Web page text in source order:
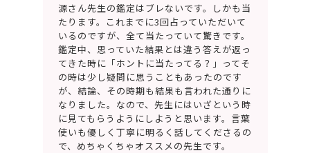
源さん先生の鑑定はブレないです。しかも当
たります。これまでに3回占っていただいて
いるのですが、全て当たっていて驚きです。
鑑定中、思っていた結果とは違う答えが返っ
てきた時に「ホントに当たってる？」ってそ
の時は少し疑問に思うこともあったのです
が、結論、その時期も結果も言われた通りに
なりました。なので、先生にはいざという時
に見てもらうようにしようと思います。言葉
使いも優しく丁寧に明るく話してくださるの
で、めちゃくちゃオススメの先生です。